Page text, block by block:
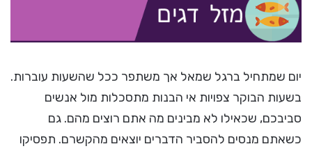
יום שמתחיל ברגל שמאל אך משתפר ככל שהשעות עוברות.
בשעות הבוקר צפויות אי הבנות מתסכלות מול אנשים
סביבכם, שכאילו לא מבינים מה אתם רוצים מהם. גם
כשאתם מנסים להסביר הדברים יוצאים מהקשרם. תפסיקו